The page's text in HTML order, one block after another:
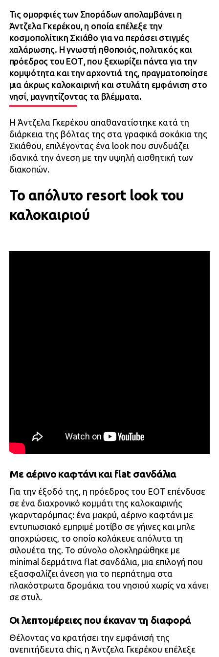
Τις ομορφιές των Σποράδων απολαμβάνει η
Άντζελα Γκερέκου, η οποία επέλεξε την
κοσμοπολίτικη Σκιάθο για να περάσει στιγμές
χαλάρωσης. Η γνωστή ηθοποιός, πολιτικός και
πρόεδρος του ΕΟΤ, που ξεχωρίζει πάντα για την
κομψότητα και την αρχοντιά της, πραγματοποίησε
μια άκρως καλοκαιρινή και στυλάτη εμφάνιση στο
νησί, μαγνητίζοντας τα βλέμματα.
Η Άντζελα Γκερέκου απαθανατίστηκε κατά τη
διάρκεια της βόλτας της στα γραφικά σοκάκια της
Σκιάθου, επιλέγοντας ένα look που συνδυάζει
ιδανικά την άνεση με την υψηλή αισθητική των
διακοπών.
Το απόλυτο resort look του
καλοκαιριού
Με αέρινο καφτάνι και flat σανδάλια
Για την έξοδό της, η πρόεδρος του ΕΟΤ επένδυσε
σε ένα διαχρονικό κομμάτι της καλοκαιρινής
γκαρνταρόμπας: ένα μακρύ, αέρινο καφτάνι με
εντυπωσιακό εμπριμέ μοτίβο σε γήινες και μπλε
αποχρώσεις, το οποίο κολάκευε απόλυτα τη
σιλουέτα της. Το σύνολο ολοκληρώθηκε με
minimal δερμάτινα flat σανδάλια, μια επιλογή που
εξασφαλίζει άνεση για το περπάτημα στα
πλακόστρωτα δρομάκια του νησιού χωρίς να χάνει
σε στυλ.
Οι λεπτομέρειες που έκαναν τη διαφορά
Θέλοντας να κρατήσει την εμφάνισή της
ανεπιτήδευτα chic, η Άντζελα Γκερέκου επέλεξε